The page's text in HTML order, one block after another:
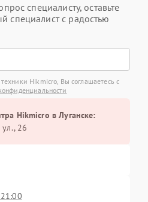
специалисту, оставьте
специалист с радостью
Hikmicro, Вы соглашаетесь с
Hikmicro в Луганске:
ул., 26